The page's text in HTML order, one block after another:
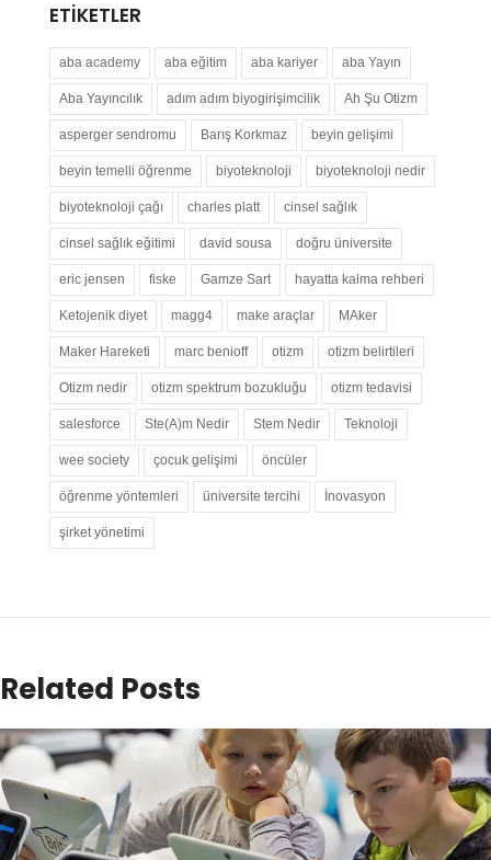
ETIKETLER
aba academy aba eğitim aba kariyer aba Yayın
Aba Yayıncılık adım adım biyogirişimcilik Ah Şu Otizm
asperger sendromu Barış Korkmaz beyin gelişimi
beyin temelli öğrenme biyoteknoloji biyoteknoloji nedir
biyoteknoloji çağı charles platt cinsel sağlık
cinsel sağlık eğitimi david sousa doğru üniversite
eric jensen fiske Gamze Sart hayatta kalma rehberi
Ketojenik diyet magg4 make araçlar MAker
Maker Hareketi marc benioff otizm otizm belirtileri
Otizm nedir otizm spektrum bozukluğu otizm tedavisi
salesforce Ste(A)m Nedir Stem Nedir Teknoloji
wee society çocuk gelişimi öncüler
öğrenme yöntemleri üniversite tercihi İnovasyon
şirket yönetimi
Related Posts